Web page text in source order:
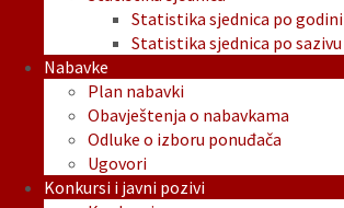
Statistika sjednica po godini
Statistika sjednica po sazivu
Nabavke
Plan nabavki
Obavještenja o nabavkama
Odluke o izboru ponuđača
Ugovori
Konkursi i javni pozivi